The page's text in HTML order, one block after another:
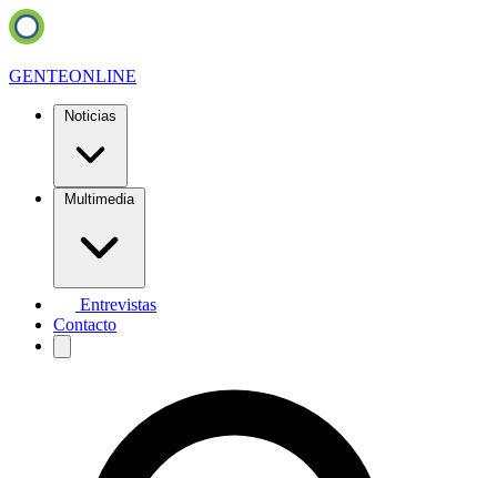
GENTEONLINE
Noticias
Multimedia
Entrevistas
Contacto